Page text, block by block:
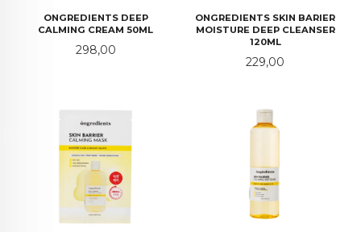
ONGREDIENTS DEEP
CALMING CREAM 50ML
Pris
298,00
ONGREDIENTS SKIN BARIER
MOISTURE DEEP CLEANSER
120ML
Pris
229,00